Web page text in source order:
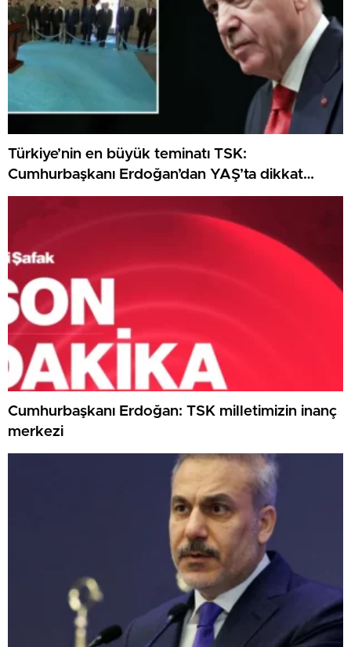
Türkiye’nin en büyük teminatı TSK:
Cumhurbaşkanı Erdoğan’dan YAŞ’ta dikkat
çeken ileti
Cumhurbaşkanı Erdoğan: TSK milletimizin inanç
merkezi